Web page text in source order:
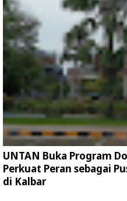
UNTAN Buka Program
Perkuat Peran sebagai
di Kalbar